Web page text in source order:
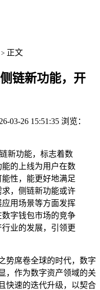
> 正文
链新功能，开
03-26 15:51:35 浏览：
新功能，标志着数
的上线为用户在数
性，能更好地满足
，侧链新功能或许
用场景等方面发挥
字钱包市场的竞争
业的发展，引领更
势席卷全球的时代，数字
，作为数字资产领域的关
快速的迭代升级，以契合